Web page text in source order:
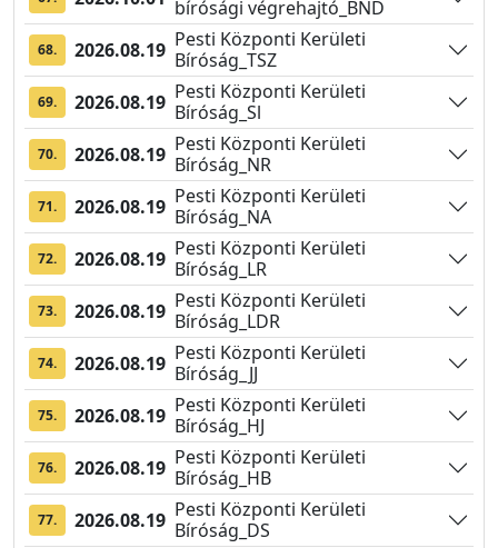
bírósági végrehajtó_BND
68. 2026.08.19 Pesti Központi Kerületi
Bíróság_TSZ
69. 2026.08.19 Pesti Központi Kerületi
Bíróság_Sl
70. 2026.08.19 Pesti Központi Kerületi
Bíróság_NR
71. 2026.08.19 Pesti Központi Kerületi
Bíróság_NA
72. 2026.08.19 Pesti Központi Kerületi
Bíróság_LR
73. 2026.08.19 Pesti Központi Kerületi
Bíróság_LDR
74. 2026.08.19 Pesti Központi Kerületi
Bíróság_JJ
75. 2026.08.19 Pesti Központi Kerületi
Bíróság_HJ
76. 2026.08.19 Pesti Központi Kerületi
Bíróság_HB
77. 2026.08.19 Pesti Központi Kerületi
Bíróság_DS